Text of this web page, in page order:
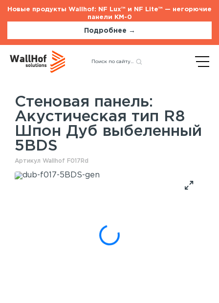
Новые продукты Wallhof: NF Lux™ и NF Lite™ — негорючие
панели КМ-0
Подробнее →
Стеновые панели
Шпонированные панели
Акустические панели
Услуги
Монтаж акустических панелей
Назад
Акустические панели
Стеновая панель:
Акустическая тип R8
Шпон Дуб выбеленный
5BDS
Артикул Wallhof F017Rd